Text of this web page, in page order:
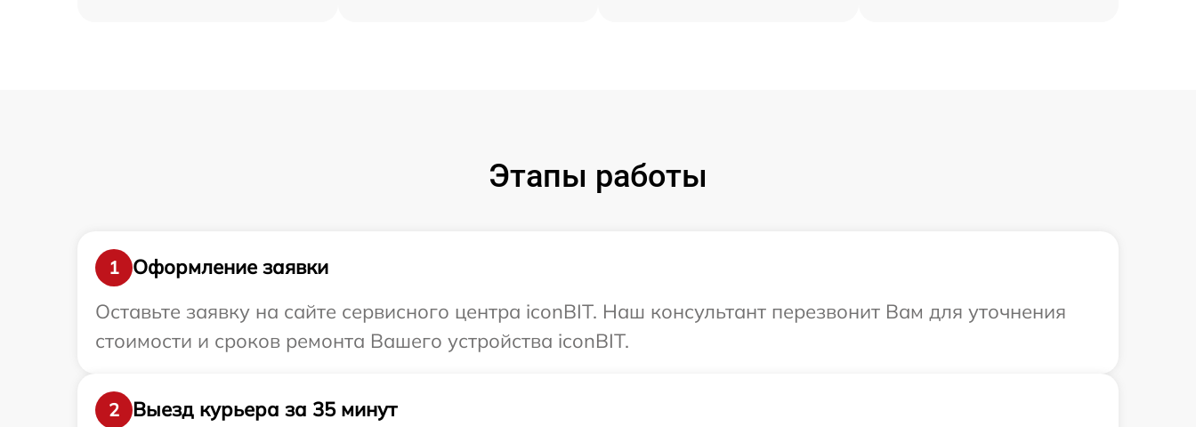
Этапы работы
1
Оформление заявки
Оставьте заявку на сайте сервисного центра iconBIT. Наш консультант перезвонит Вам для уточнения
стоимости и сроков ремонта Вашего устройства iconBIT.
2
Выезд курьера за 35 минут